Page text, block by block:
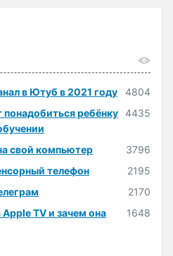
в Ютуб в 2021 году
4804
ребёнку 4435
свой компьютер
3796
телефон
2195
2170
TV и зачем она
1648